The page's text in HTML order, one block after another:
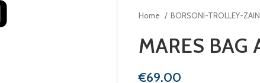
Home BORSONI-TROLLEY-
MARES BAG
€